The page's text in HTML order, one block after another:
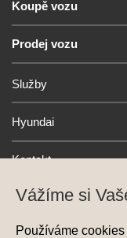
Koupě vozu
Prodej vozu
Služby
Hyundai
Kontakt
Vážíme si
Používáme